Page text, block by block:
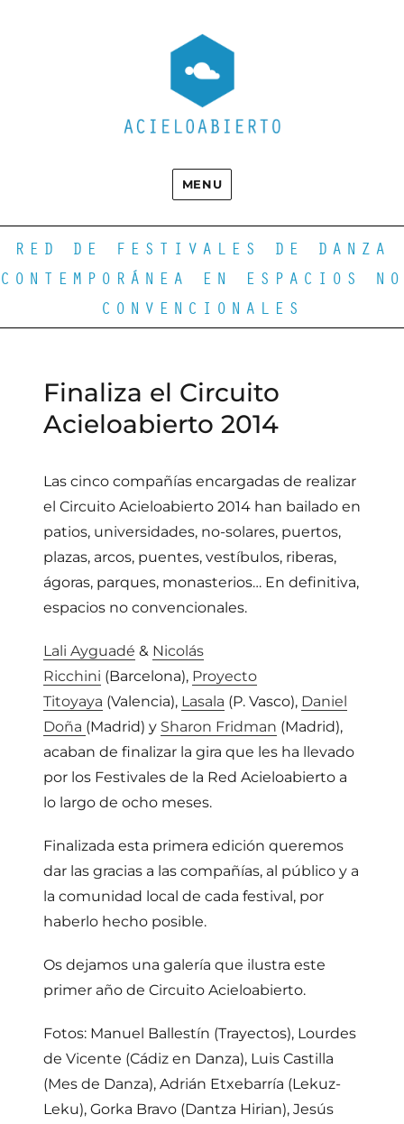
MENU
RED DE FESTIVALES DE DANZA
CONTEMPORÁNEA EN ESPACIOS NO
CONVENCIONALES
Finaliza el Circuito
Acieloabierto 2014
Las cinco compañías encargadas de realizar
el Circuito Acieloabierto 2014 han bailado en
patios, universidades, no-solares, puertos,
plazas, arcos, puentes, vestíbulos, riberas,
ágoras, parques, monasterios… En definitiva,
espacios no convencionales.
Lali Ayguadé & Nicolás
Ricchini (Barcelona), Proyecto
Titoyaya (Valencia), Lasala (P. Vasco), Daniel
Doña (Madrid) y Sharon Fridman (Madrid),
acaban de finalizar la gira que les ha llevado
por los Festivales de la Red Acieloabierto a
lo largo de ocho meses.
Finalizada esta primera edición queremos
dar las gracias a las compañías, al público y a
la comunidad local de cada festival, por
haberlo hecho posible.
Os dejamos una galería que ilustra este
primer año de Circuito Acieloabierto.
Fotos: Manuel Ballestín (Trayectos), Lourdes
de Vicente (Cádiz en Danza), Luis Castilla
(Mes de Danza), Adrián Etxebarría (Lekuz-
Leku), Gorka Bravo (Dantza Hirian), Jesús